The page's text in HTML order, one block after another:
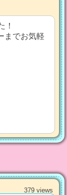
！
までお気軽
379 views